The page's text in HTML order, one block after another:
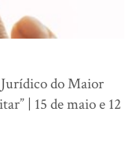
do Maior
| 15 de maio e 12